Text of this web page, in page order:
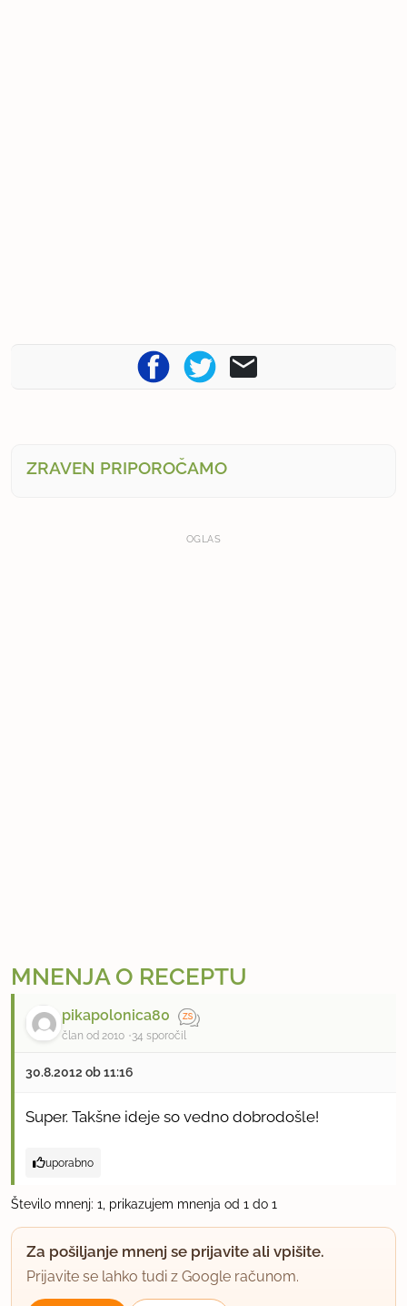
ZRAVEN PRIPOROČAMO
OGLAS
MNENJA O RECEPTU
pikapolonica80
član od 2010 34 sporočil
30.8.2012 ob 11:16
Super. Takšne ideje so vedno dobrodošle!
uporabno
Število mnenj: 1, prikazujem mnenja od 1 do 1
Za pošiljanje mnenj se prijavite ali vpišite.
Prijavite se lahko tudi z Google računom.